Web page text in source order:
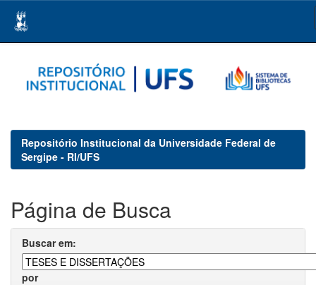
navigation
Repositório Institucional da Universidade Federal de
Sergipe - RI/UFS
Página de Busca
Buscar em:
por